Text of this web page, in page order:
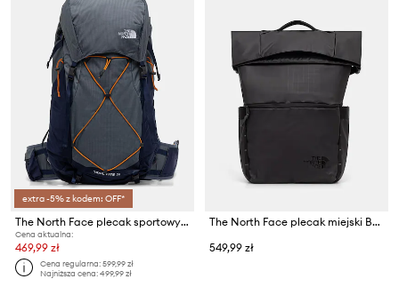
extra -5% z kodem: OFF*
The North Face plecak sportowy TRAIL LITE 36L
Cena aktualna:
469,99 zł
Cena regularna:599,99 zł
Najniższa cena:499,99 zł
The North Face plecak miejski Base Camp Voyager Rolltop
549,99 zł